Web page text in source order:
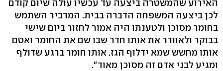
האירוע שהמשטרה ביצעה עד עכשיו עולה שיום קודם
לכן ביצעה המשפחה הדברה בבית. המדביר השתמש
בחומר מסוכן ולטענתו היה אמור לחזור ביום שישי
בבוקר ולאוורר את אותו חדר שבו שם את החומר ואטם
אותו מחשש שמא ידלוף הגז. אותו חומר ברגע שדולף
ומגיע לבני אדם זה מסוכן מאוד".